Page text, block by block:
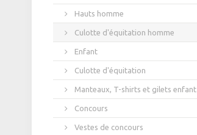
Hauts homme
Culotte d'équitation homme
Enfant
Culotte d'équitation
Manteaux, T-shirts et gilets enfant
Concours
Vestes de concours